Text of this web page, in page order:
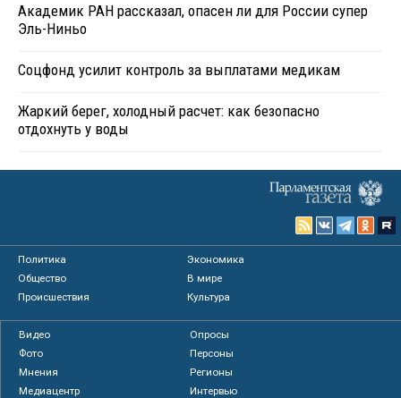
Академик РАН рассказал, опасен ли для России супер
Эль-Ниньо
Соцфонд усилит контроль за выплатами медикам
Жаркий берег, холодный расчет: как безопасно
отдохнуть у воды
Политика
Экономика
Общество
В мире
Происшествия
Культура
Видео
Опросы
Фото
Персоны
Мнения
Регионы
Медиацентр
Интервью